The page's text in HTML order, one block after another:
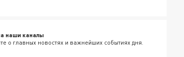
наши каналы
о главных новостях и важнейших событиях дня.